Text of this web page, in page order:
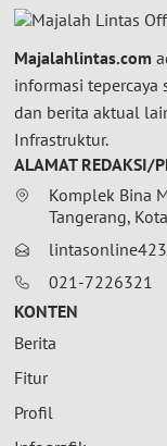
Majalahlintas.com
informasi tepercaya
dan berita aktual
Infrastruktur.
ALAMAT REDAKSI/
Komplek Bina
Tangerang,
021-7226321
KONTEN
Berita
Fitur
Profil